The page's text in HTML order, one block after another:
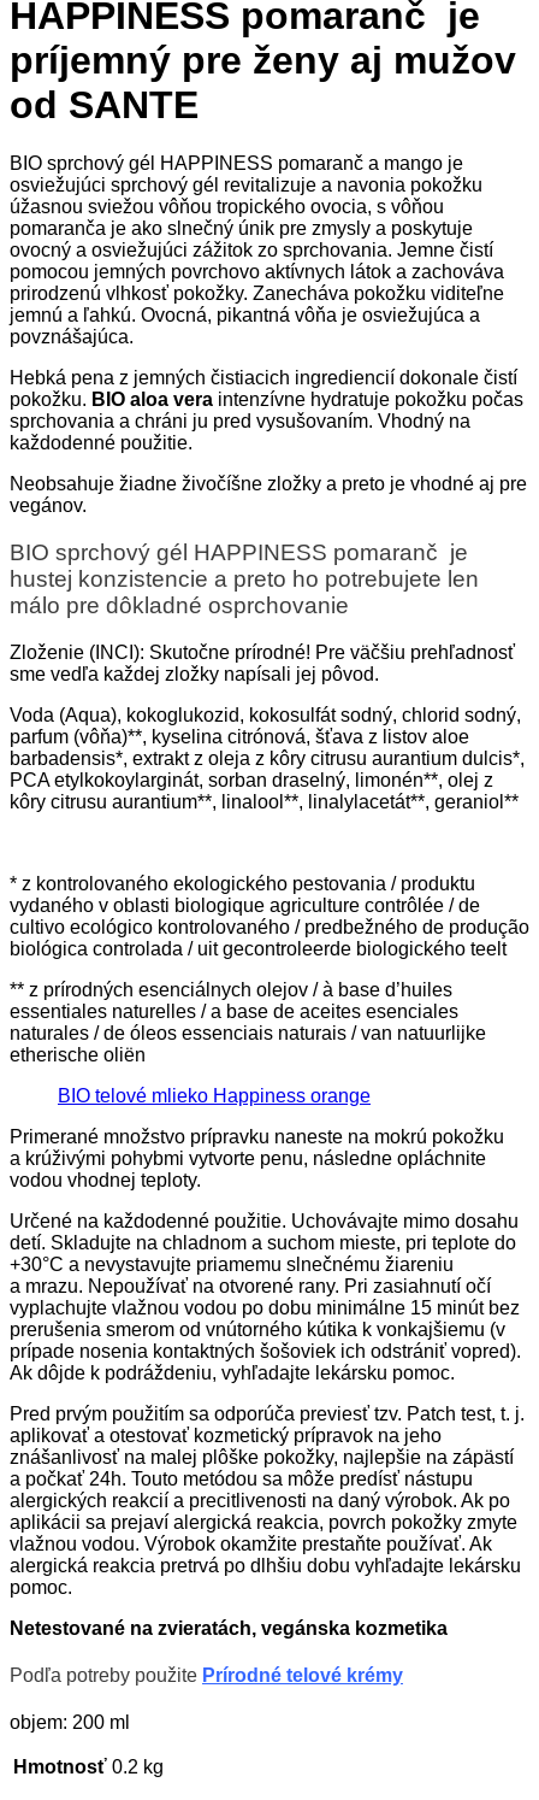
HAPPINESS pomaranč je
príjemný pre ženy aj mužov
od SANTE
BIO sprchový gél HAPPINESS pomaranč a mango je
osviežujúci sprchový gél revitalizuje a navonia pokožku
úžasnou sviežou vôňou tropického ovocia, s vôňou
pomaranča je ako slnečný únik pre zmysly a poskytuje
ovocný a osviežujúci zážitok zo sprchovania. Jemne čistí
pomocou jemných povrchovo aktívnych látok a zachováva
prirodzenú vlhkosť pokožky. Zanecháva pokožku viditeľne
jemnú a ľahkú. Ovocná, pikantná vôňa je osviežujúca a
povznášajúca.
Hebká pena z jemných čistiacich ingrediencií dokonale čistí
pokožku. BIO aloa vera intenzívne hydratuje pokožku počas
sprchovania a chráni ju pred vysušovaním. Vhodný na
každodenné použitie.
Neobsahuje žiadne živočíšne zložky a preto je vhodné aj pre
vegánov.
BIO sprchový gél HAPPINESS pomaranč je
hustej konzistencie a preto ho potrebujete len
málo pre dôkladné osprchovanie
Zloženie (INCI): Skutočne prírodné! Pre väčšiu prehľadnosť
sme vedľa každej zložky napísali jej pôvod.
Voda (Aqua), kokoglukozid, kokosulfát sodný, chlorid sodný,
parfum (vôňa)**, kyselina citrónová, šťava z listov aloe
barbadensis*, extrakt z oleja z kôry citrusu aurantium dulcis*,
PCA etylkokoylarginát, sorban draselný, limonén**, olej z
kôry citrusu aurantium**, linalool**, linalylacetát**, geraniol**
* z kontrolovaného ekologického pestovania / produktu
vydaného v oblasti biologique agriculture contrôlée / de
cultivo ecológico kontrolovaného / predbežného de produção
biológica controlada / uit gecontroleerde biologického teelt
** z prírodných esenciálnych olejov / à base d’huiles
essentiales naturelles / a base de aceites esenciales
naturales / de óleos essenciais naturais / van natuurlijke
etherische oliën
BIO telové mlieko Happiness orange
Primerané množstvo prípravku naneste na mokrú pokožku
a krúživými pohybmi vytvorte penu, následne opláchnite
vodou vhodnej teploty.
Určené na každodenné použitie. Uchovávajte mimo dosahu
detí. Skladujte na chladnom a suchom mieste, pri teplote do
+30°C a nevystavujte priamemu slnečnému žiareniu
a mrazu. Nepoužívať na otvorené rany. Pri zasiahnutí očí
vyplachujte vlažnou vodou po dobu minimálne 15 minút bez
prerušenia smerom od vnútorného kútika k vonkajšiemu (v
prípade nosenia kontaktných šošoviek ich odstrániť vopred).
Ak dôjde k podráždeniu, vyhľadajte lekársku pomoc.
Pred prvým použitím sa odporúča previesť tzv. Patch test, t. j.
aplikovať a otestovať kozmetický prípravok na jeho
znášanlivosť na malej plôške pokožky, najlepšie na zápästí
a počkať 24h. Touto metódou sa môže predísť nástupu
alergických reakcií a precitlivenosti na daný výrobok. Ak po
aplikácii sa prejaví alergická reakcia, povrch pokožky zmyte
vlažnou vodou. Výrobok okamžite prestaňte používať. Ak
alergická reakcia pretrvá po dlhšiu dobu vyhľadajte lekársku
pomoc.
Netestované na zvieratách, vegánska kozmetika
Podľa potreby použite Prírodné telové krémy
objem: 200 ml
Hmotnosť 0.2 kg